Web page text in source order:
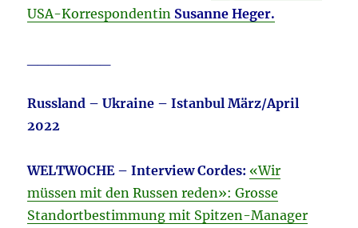
USA-Korrespondentin Susanne Heger.
Russland – Ukraine – Istanbul März/April
2022
WELTWOCHE – Interview Cordes: «Wir
müssen mit den Russen reden»: Grosse
Standortbestimmung mit Spitzen-Manager